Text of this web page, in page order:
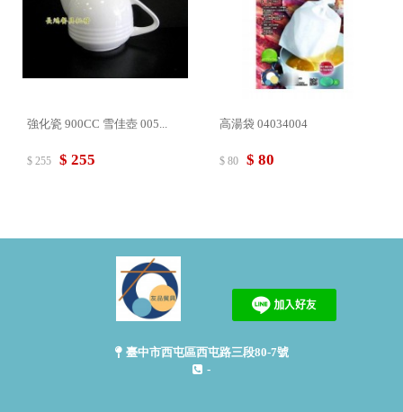
強化瓷 900CC 雪佳壺 005...
$ 255 $ 255
高湯袋 04034004
$ 80 $ 80
臺中市西屯區西屯路三段80-7號
-